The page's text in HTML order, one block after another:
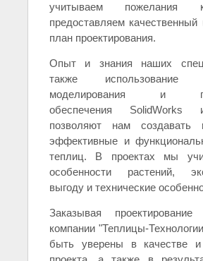
учитываем пожелания
предоставляем
план проектирования.
Опыт и знания наших
также использование
моделирования и
обеспечения SolidWorks
позволяют нам создавать
эффективные и
теплиц. В проектах мы
особенности растений,
выгоду и технические
Заказывая
компании "Теплицы-
быть уверены в качестве и